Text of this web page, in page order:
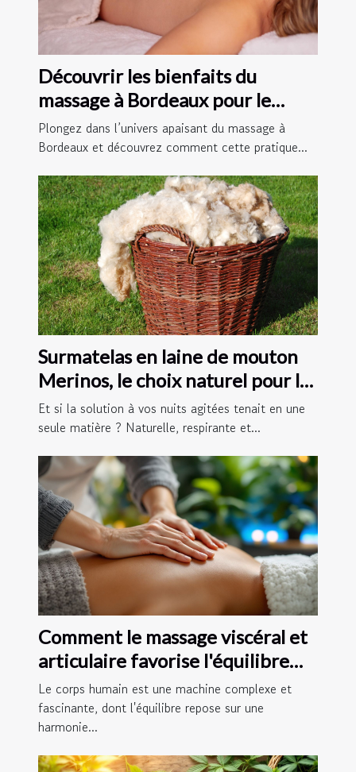
Découvrir les bienfaits du
massage à Bordeaux pour le
bien-être quotidien
Plongez dans l’univers apaisant du massage à
Bordeaux et découvrez comment cette pratique...
Surmatelas en laine de mouton
Merinos, le choix naturel pour les
dormeurs sensibles
Et si la solution à vos nuits agitées tenait en une
seule matière ? Naturelle, respirante et...
Comment le massage viscéral et
articulaire favorise l'équilibre
corporel
Le corps humain est une machine complexe et
fascinante, dont l'équilibre repose sur une
harmonie...